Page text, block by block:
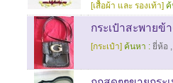
[เสื้อผ้า และ รองเท้า]
กระเป๋าสะพายข้
[กระเป๋า] ค้นหา : ยี่ห้อ ,